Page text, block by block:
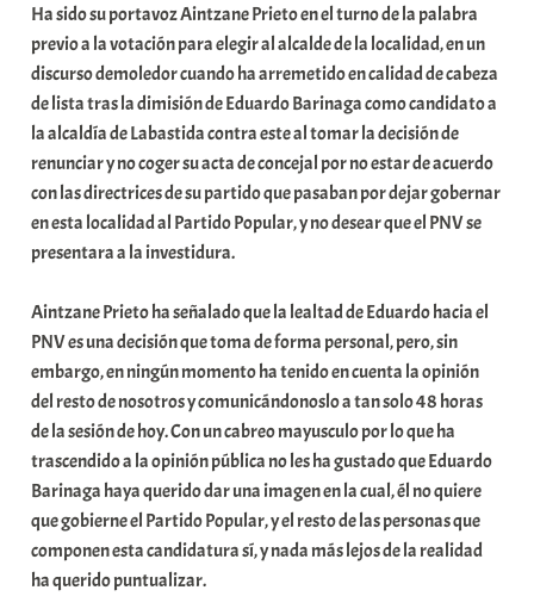
a
r
E
r
r
i
o
x
a
o
m
u
n
i
t
a
t
e
a
Ha sido su portavoz Aintzane Prieto en el turno de la palabra
previo a la votación para elegir al alcalde de la localidad, en un
discurso demoledor cuando ha arremetido en calidad de cabeza
de lista tras la dimisión de Eduardo Barinaga como candidato a
la alcaldía de Labastida contra este al tomar la decisión de
renunciar y no coger su acta de concejal por no estar de acuerdo
con las directrices de su partido que pasaban por dejar gobernar
en esta localidad al Partido Popular, y no desear que el PNV se
presentara a la investidura.
Aintzane Prieto ha señalado que la lealtad de Eduardo hacia el
PNV es una decisión que toma de forma personal, pero, sin
embargo, en ningún momento ha tenido en cuenta la opinión
del resto de nosotros y comunicándonoslo a tan solo 48 horas
de la sesión de hoy. Con un cabreo mayusculo por lo que ha
trascendido a la opinión pública no les ha gustado que Eduardo
Barinaga haya querido dar una imagen en la cual, él no quiere
que gobierne el Partido Popular, y el resto de las personas que
componen esta candidatura sí, y nada más lejos de la realidad
ha querido puntualizar.